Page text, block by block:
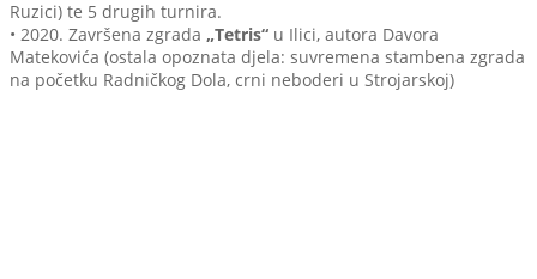
Ruzici) te 5 drugih turnira.
• 2020. Završena zgrada „Tetris“ u Ilici, autora Davora
Matekovića (ostala opoznata djela: suvremena stambena zgrada
na početku Radničkog Dola, crni neboderi u Strojarskoj)